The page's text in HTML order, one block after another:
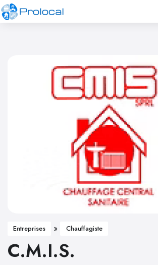
Entreprises » Chauffagiste
C.M.I.S.